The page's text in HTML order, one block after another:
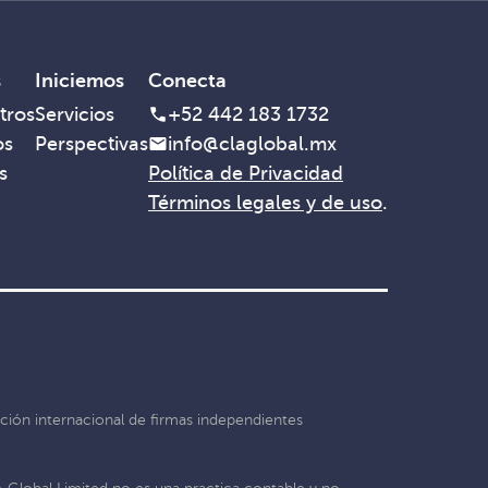
Iniciemos
Servicios
Perspectivas
Conecta
+52 442 183 1732
info@claglobal.mx
Política de Privacidad
Términos legales y de uso.
internacional de firmas independientes